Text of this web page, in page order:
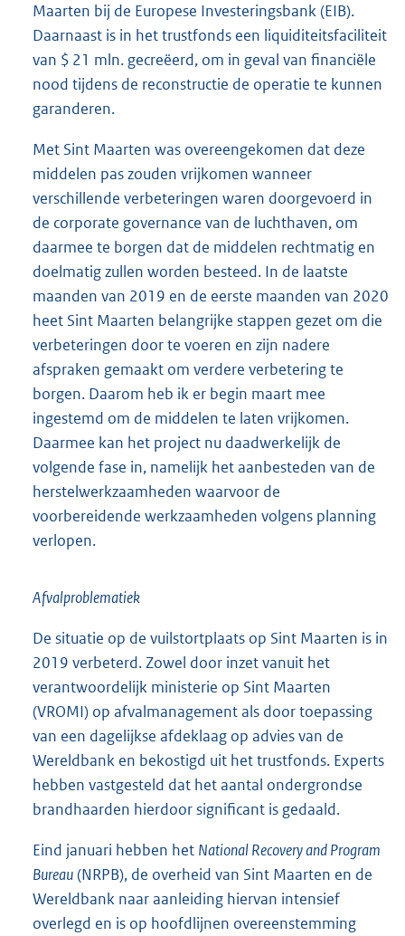
Maarten bij de Europese Investeringsbank (EIB).
Daarnaast is in het trustfonds een liquiditeitsfaciliteit
van $ 21 mln. gecreëerd, om in geval van financiële
nood tijdens de reconstructie de operatie te kunnen
garanderen.
Met Sint Maarten was overeengekomen dat deze
middelen pas zouden vrijkomen wanneer
verschillende verbeteringen waren doorgevoerd in
de corporate governance van de luchthaven, om
daarmee te borgen dat de middelen rechtmatig en
doelmatig zullen worden besteed. In de laatste
maanden van 2019 en de eerste maanden van 2020
heet Sint Maarten belangrijke stappen gezet om die
verbeteringen door te voeren en zijn nadere
afspraken gemaakt om verdere verbetering te
borgen. Daarom heb ik er begin maart mee
ingestemd om de middelen te laten vrijkomen.
Daarmee kan het project nu daadwerkelijk de
volgende fase in, namelijk het aanbesteden van de
herstelwerkzaamheden waarvoor de
voorbereidende werkzaamheden volgens planning
verlopen.
Afvalproblematiek
De situatie op de vuilstortplaats op Sint Maarten is in
2019 verbeterd. Zowel door inzet vanuit het
verantwoordelijk ministerie op Sint Maarten
(VROMI) op afvalmanagement als door toepassing
van een dagelijkse afdeklaag op advies van de
Wereldbank en bekostigd uit het trustfonds. Experts
hebben vastgesteld dat het aantal ondergrondse
brandhaarden hierdoor significant is gedaald.
Eind januari hebben het National Recovery and Program
Bureau(NRPB), de overheid van Sint Maarten en de
Wereldbank naar aanleiding hiervan intensief
overlegd en is op hoofdlijnen overeenstemming